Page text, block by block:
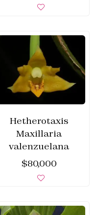
Hetherotaxis
Maxillaria
valenzuelana
$80,000